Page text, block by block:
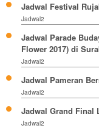
Jadwal Festival
Jadwal2
Jadwal Parade
Flower 2017) di
Jadwal2
Jadwal Pameran
Jadwal2
Jadwal Grand Final
Jadwal2